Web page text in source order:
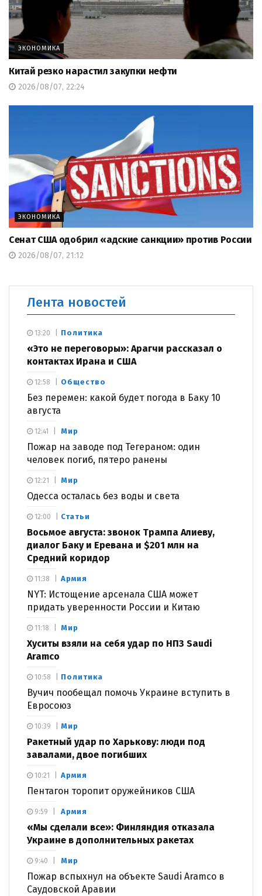
ЭКОНОМИКА
Китай резко нарастил закупки нефти
2026/08/07, 22:24
ЭКОНОМИКА
Сенат США одобрил «адские санкции» против России
2026/08/07, 21:12
Лента новостей
Политика
«Это не переговоры»: Арагчи рассказал о
контактах Ирана и США
13:20
Общество
Без перемен: какой будет погода в Баку 10
августа
12:58
Мир
Пожар на заводе под Тегераном: один
человек погиб, пятеро ранены
12:41
Мир
Одесса осталась без воды и света
12:21
Статьи
Восьмое августа: звонок Трампа Алиеву,
диалог Баку и Еревана и $201 млн на
Средний коридор
12:00
Армия
NYT: Истощение арсенала США может
придать уверенности России и Китаю
11:38
Мир
Хуситы взяли на себя удар по НПЗ Saudi
Aramco
11:18
Политика
Вучич пообещал помочь Украине вступить в
Евросоюз
10:58
Мир
Ракетный удар по Харькову: люди под
завалами, двое погибших
10:39
Армия
Пентагон торопит оружейников США
10:21
Армия
«Мы сделали все»: Финляндия отказала
Украине в дополнительных ракетах
9:59
Мир
Пожар вспыхнул на объекте Saudi Aramco в
Саудовской Аравии
9:40